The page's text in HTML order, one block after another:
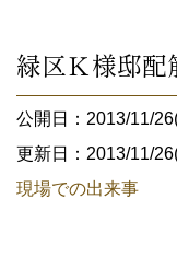
緑区Ｋ様邸配
公開日：2013/11/
更新日：2013/11/
現場での出来事